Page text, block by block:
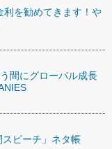
利を勧めてきます！や
間にグローバル成長
ピーチ」ネタ帳